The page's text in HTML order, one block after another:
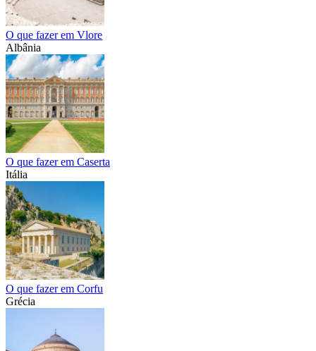
O que fazer em Vlore
Albânia
O que fazer em Caserta
Itália
O que fazer em Corfu
Grécia